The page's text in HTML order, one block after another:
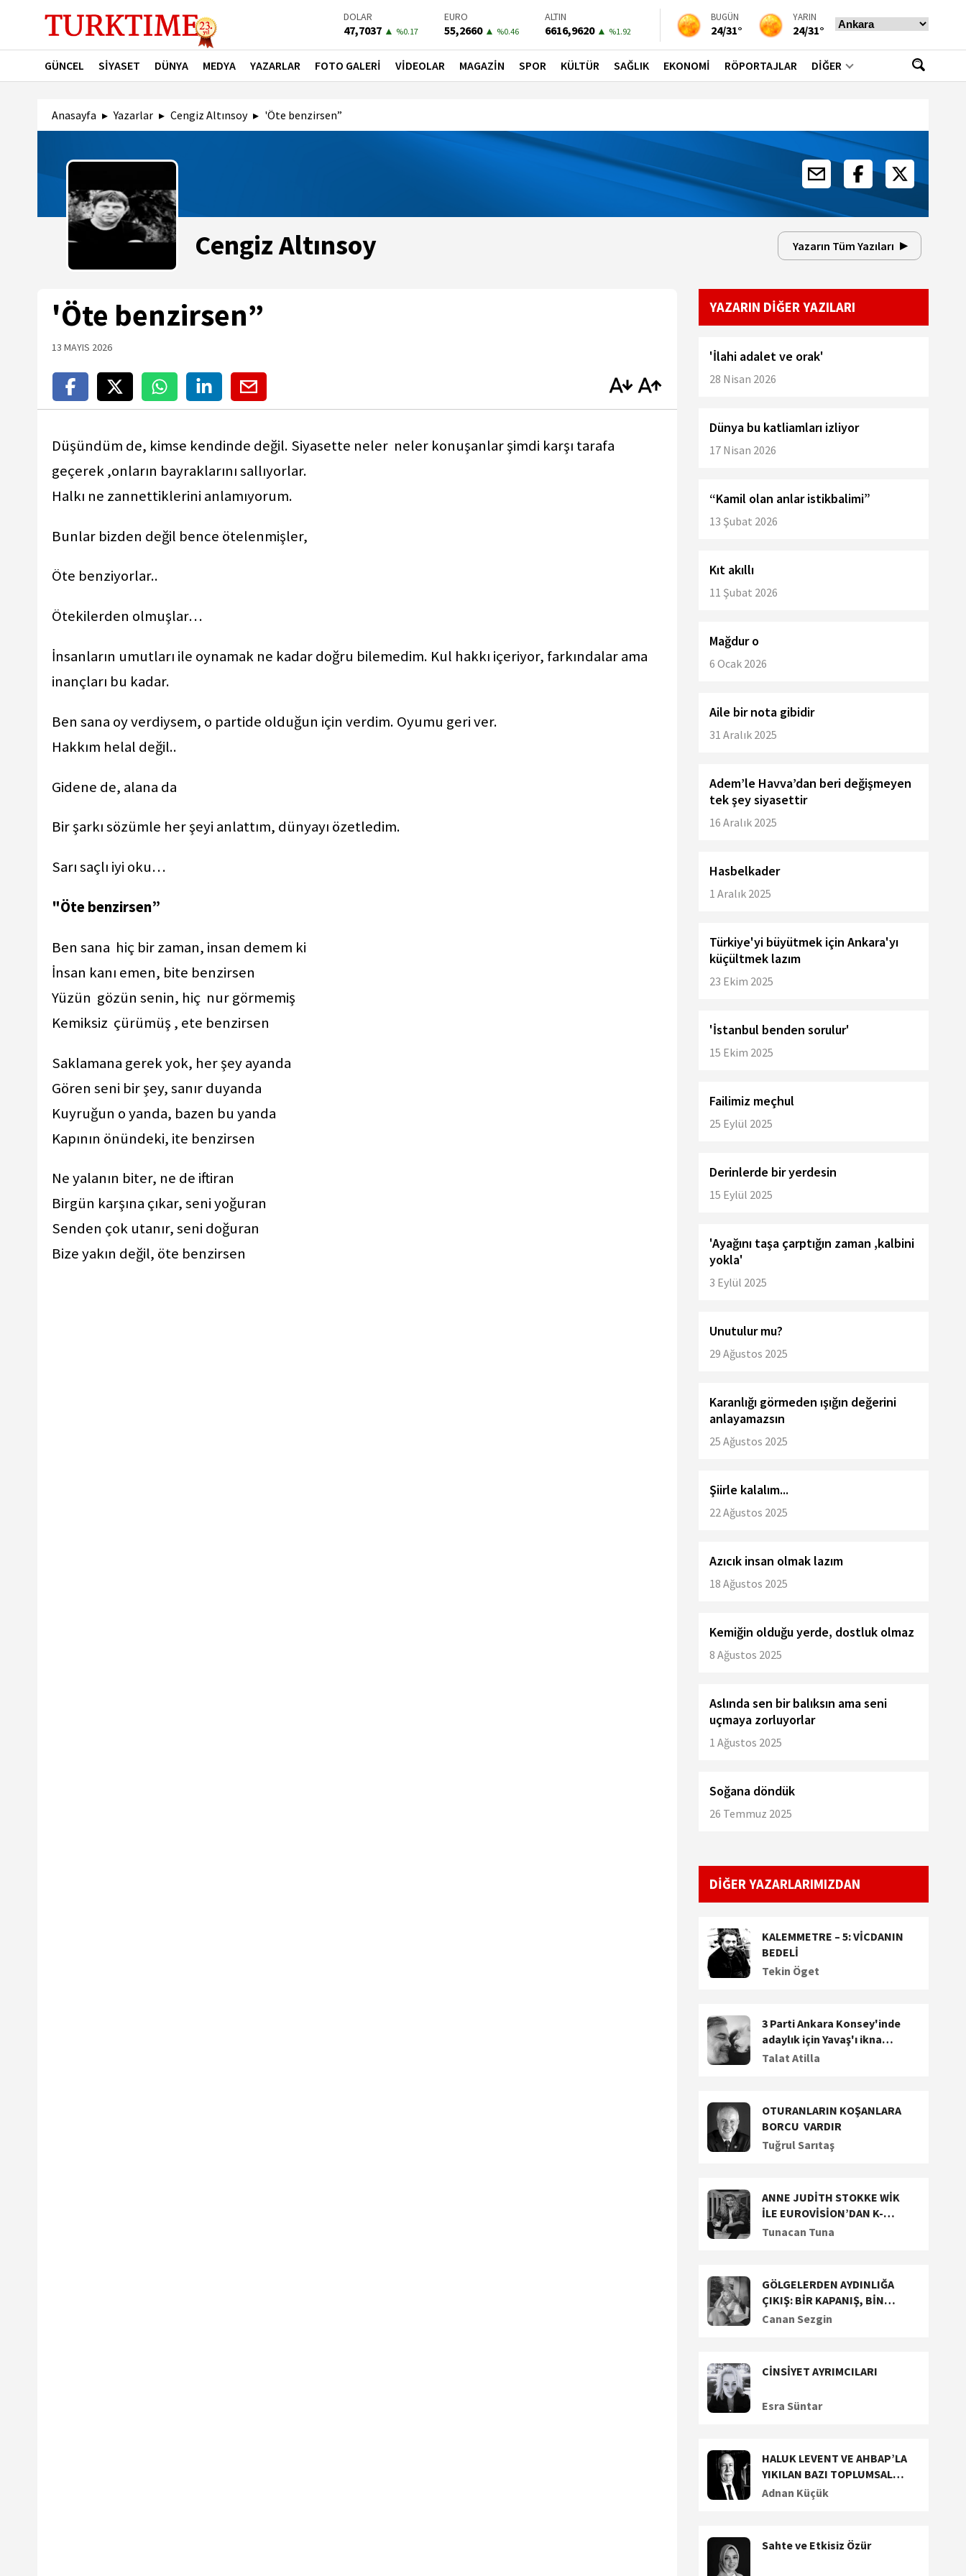
DOLAR
47,7037 ▲ %0.17
EURO
55,2660 ▲ %0.46
ALTIN
6616,9620 ▲ %1.92
BIST-100
13801,39 ▲ %0.02
PETROL
80,9100▼ %-2.26
BONO
41,5100 ▼ %-0.05
BUGÜN
24/31°
YARIN
24/31°
GÜNCEL SİYASET DÜNYA MEDYA YAZARLAR FOTO GALERİ VİDEOLAR MAGAZİN SPOR KÜLTÜR SAĞLIK EKONOMİ RÖPORTAJLAR DİĞER
Anasayfa Yazarlar Cengiz Altınsoy 'Öte benzirsen”
Cengiz Altınsoy Yazarın Tüm Yazıları
'Öte benzirsen”
13 MAYIS 2026
Düşündüm de, kimse kendinde değil. Siyasette neler neler konuşanlar şimdi karşı tarafa
geçerek ,onların bayraklarını sallıyorlar.
Halkı ne zannettiklerini anlamıyorum.
Bunlar bizden değil bence ötelenmişler,
Öte benziyorlar..
Ötekilerden olmuşlar…
İnsanların umutları ile oynamak ne kadar doğru bilemedim. Kul hakkı içeriyor, farkındalar ama
inançları bu kadar.
Ben sana oy verdiysem, o partide olduğun için verdim. Oyumu geri ver.
Hakkım helal değil..
Gidene de, alana da
Bir şarkı sözümle her şeyi anlattım, dünyayı özetledim.
Sarı saçlı iyi oku…
"Öte benzirsen”
Ben sana hiç bir zaman, insan demem ki
İnsan kanı emen, bite benzirsen
Yüzün gözün senin, hiç nur görmemiş
Kemiksiz çürümüş , ete benzirsen
Saklamana gerek yok, her şey ayanda
Gören seni bir şey, sanır duyanda
Kuyruğun o yanda, bazen bu yanda
Kapının önündeki, ite benzirsen
Ne yalanın biter, ne de iftiran
Birgün karşına çıkar, seni yoğuran
Senden çok utanır, seni doğuran
Bize yakın değil, öte benzirsen
YAZARIN DİĞER YAZILARI
'İlahi adalet ve orak'
28 Nisan 2026
Dünya bu katliamları izliyor
17 Nisan 2026
“Kamil olan anlar istikbalimi”
13 Şubat 2026
Kıt akıllı
11 Şubat 2026
Mağdur o
6 Ocak 2026
Aile bir nota gibidir
31 Aralık 2025
Adem’le Havva’dan beri değişmeyen
tek şey siyasettir
16 Aralık 2025
Hasbelkader
1 Aralık 2025
Türkiye'yi büyütmek için Ankara'yı
küçültmek lazım
23 Ekim 2025
'İstanbul benden sorulur'
15 Ekim 2025
Failimiz meçhul
25 Eylül 2025
Derinlerde bir yerdesin
15 Eylül 2025
'Ayağını taşa çarptığın zaman ,kalbini
yokla'
3 Eylül 2025
Unutulur mu?
29 Ağustos 2025
Karanlığı görmeden ışığın değerini
anlayamazsın
25 Ağustos 2025
Şiirle kalalım...
22 Ağustos 2025
Azıcık insan olmak lazım
18 Ağustos 2025
Kemiğin olduğu yerde, dostluk olmaz
8 Ağustos 2025
Aslında sen bir balıksın ama seni
uçmaya zorluyorlar
1 Ağustos 2025
Soğana döndük
26 Temmuz 2025
DİĞER YAZARLARIMIZDAN
KALEMMETRE – 5: VİCDANIN
BEDELİ
Tekin Öget
3 Parti Ankara Konsey'inde
adaylık için Yavaş'ı ikna
etmeye çalışıyor. Dalan'a
Talat Atilla
OTURANLARIN KOŞANLARA
BORCU VARDIR
Tuğrul Sarıtaş
ANNE JUDİTH STOKKE WİK
İLE EUROVİSİON’DAN K-
POP’A UZANAN YARATICI
Tunacan Tuna
GÖLGELERDEN AYDINLIĞA
ÇIKIŞ: BİR KAPANIŞ, BİN
BAŞLANGIÇ!
Canan Sezgin
CİNSİYET AYRIMCILARI
Esra Süntar
HALUK LEVENT VE AHBAP’LA
YIKILAN BAZI TOPLUMSAL
DEĞERLERİMİZ (1)
Adnan Küçük
Sahte ve Etkisiz Özür